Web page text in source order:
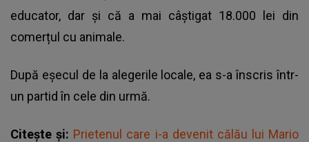
educator, dar și că a mai câștigat 18.000 lei din
comerțul cu animale.
După eșecul de la alegerile locale, ea s-a înscris într-
un partid în cele din urmă.
Citește și: Prietenul care i-a devenit călău lui Mario